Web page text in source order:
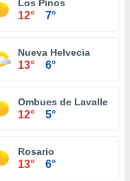
Los Pinos
12° 7°
Nueva Helvecia
13° 6°
Ombues de Lavalle
12° 5°
Rosario
13° 6°